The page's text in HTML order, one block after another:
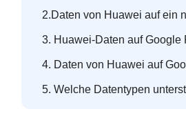
2.Daten von Huawei auf ein
3. Huawei-Daten auf
4. Daten von Huawei auf
5. Welche Datentypen